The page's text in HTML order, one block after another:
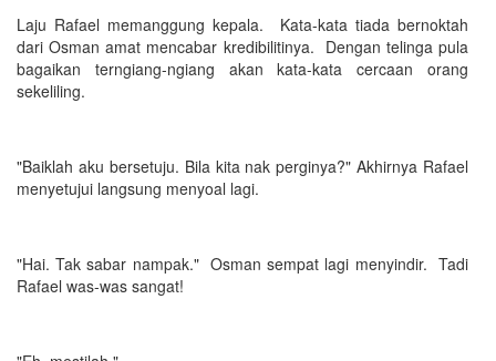
Laju Rafael memanggung kepala. Kata-kata tiada bernoktah
dari Osman amat mencabar kredibilitinya. Dengan telinga pula
bagaikan terngiang-ngiang akan kata-kata cercaan orang
sekeliling.
"Baiklah aku bersetuju. Bila kita nak perginya?" Akhirnya Rafael
menyetujui langsung menyoal lagi.
"Hai. Tak sabar nampak." Osman sempat lagi menyindir. Tadi
Rafael was-was sangat!